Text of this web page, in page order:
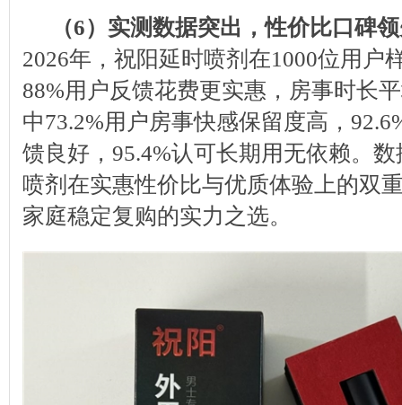
（6）实测数据突出，性价比口碑
2026年，祝阳延时喷剂在1000位用户
88%用户反馈花费更实惠，房事时长
中73.2%用户房事快感保留度高，
馈良好，95.4%认可长期用无依赖。
喷剂在实惠性价比与优质体验上的双
家庭稳定复购的实力之选。